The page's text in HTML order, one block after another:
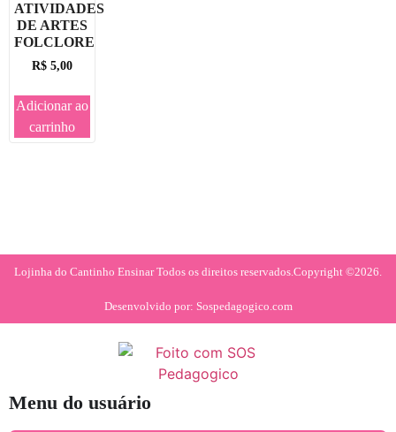
ATIVIDADES
DE ARTES
FOLCLORE
R$5,00
Adicionar ao
carrinho
Lojinha do Cantinho Ensinar Todos os direitos reservados. Copyright ©2026.
Desenvolvido por: Sospedagogico.com
Menu do usuário